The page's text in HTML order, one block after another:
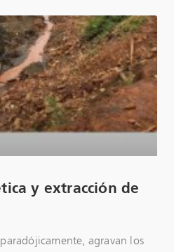
y extracción de
paradójicamente, agravan los